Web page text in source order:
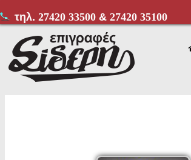
τηλ. 27420 33500 & 27420 35100